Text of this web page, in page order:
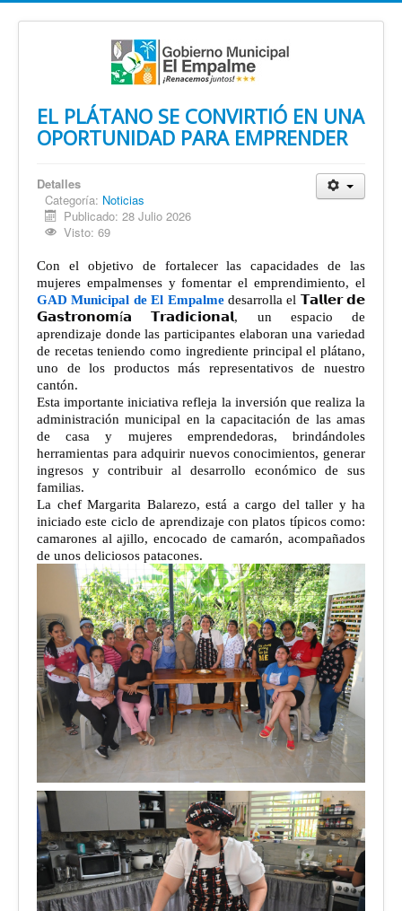
EL PLÁTANO SE CONVIRTIÓ EN UNA
OPORTUNIDAD PARA EMPRENDER
Detalles
Categoría: Noticias
Publicado: 28 Julio 2026
Visto: 69
Con el objetivo de fortalecer las capacidades de las
mujeres empalmenses y fomentar el emprendimiento, el
GAD Municipal de El Empalmedesarrolla el 𝗧𝗮𝗹𝗹𝗲𝗿 𝗱𝗲
𝗚𝗮𝘀𝘁𝗿𝗼𝗻𝗼𝗺í𝗮 𝗧𝗿𝗮𝗱𝗶𝗰𝗶𝗼𝗻𝗮𝗹, un espacio de
aprendizaje donde las participantes elaboran una variedad
de recetas teniendo como ingrediente principal el plátano,
uno de los productos más representativos de nuestro
cantón.
Esta importante iniciativa refleja la inversión que realiza la
administración municipal en la capacitación de las amas
de casa y mujeres emprendedoras, brindándoles
herramientas para adquirir nuevos conocimientos, generar
ingresos y contribuir al desarrollo económico de sus
familias.
La chef Margarita Balarezo, está a cargo del taller y ha
iniciado este ciclo de aprendizaje con platos típicos como:
camarones al ajillo, encocado de camarón, acompañados
de unos deliciosos patacones.